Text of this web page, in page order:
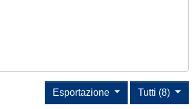
Tutti (8)
Esportazione